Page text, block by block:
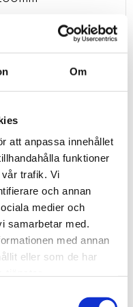
Om
att anpassa innehållet
funktioner
trafik. Vi
och annan
medier och
samarbetar med.
med annan
eller som de har